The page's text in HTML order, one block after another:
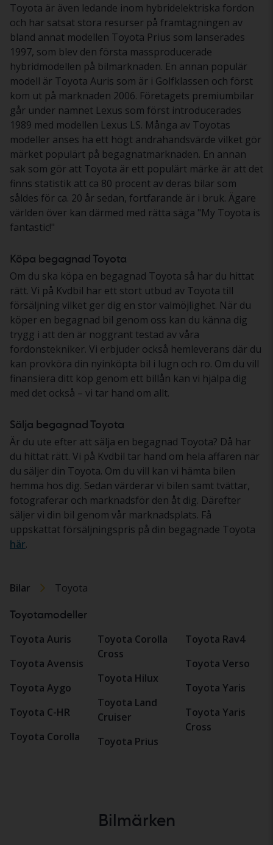
Toyota är även ledande inom hybridelektriska fordon
och har satsat stora resurser på framtagningen av
bland annat modellen Toyota Prius som lanserades
1997, som blev den första massproducerade
hybridmodellen på bilmarknaden. En annan populär
modell är Toyota Auris som är i Golfklassen och först
kom ut på marknaden 2006. Företagets premiumbilar
går under namnet Lexus som först introducerades
1989 med modellen Lexus LS. Många av Toyotas
modeller anses ha ett högt andrahandsvärde vilket gör
märket populärt på begagnatmarknaden. En annan
sak som gör att Toyota är ett populärt märke är att det
finns statistik att ca 80 procent av deras bilar som
såldes för ca. 20 år sedan, fortfarande är i bruk. Ägare
världen över kan därmed med rätta säga "My Toyota is
fantastic!"
Köpa begagnad Toyota
Om du ska köpa en begagnad Toyota så har du hittat
rätt. Vi på Kvdbil har ett stort utbud av Toyota till
försäljning vilket ger dig en stor valmöjlighet. När du
köper en begagnad bil genom oss kan du känna dig
trygg i att den är noggrant testad av våra
fordonstekniker. Vi erbjuder också hemleverans där du
kan provköra din nyinköpta bil i lugn och ro. Om du vill
finansiera ditt köp genom ett billån kan vi hjälpa dig
med det också – vi tar hand om allt.
Sälja begagnad Toyota
Är du ute efter att sälja en begagnad Toyota? Då har
du hittat rätt. Vi på Kvdbil tar hand om hela affären när
du säljer din Toyota. Om du vill kan vi hämta bilen
hemma hos dig. Sedan värderar vi bilen samt tvättar,
fotograferar och marknadsför den åt dig. Därefter
säljer vi din bil genom vår marknadsplats. Få
uppskattat försäljningspris på din begagnade Toyota
här.
Bilar Toyota
Toyotamodeller
Toyota Auris
Toyota Avensis
Toyota Aygo
Toyota C-HR
Toyota Corolla
Toyota Corolla
Cross
Toyota Hilux
Toyota Land
Cruiser
Toyota Prius
Toyota Rav4
Toyota Verso
Toyota Yaris
Toyota Yaris
Cross
Bilmärken